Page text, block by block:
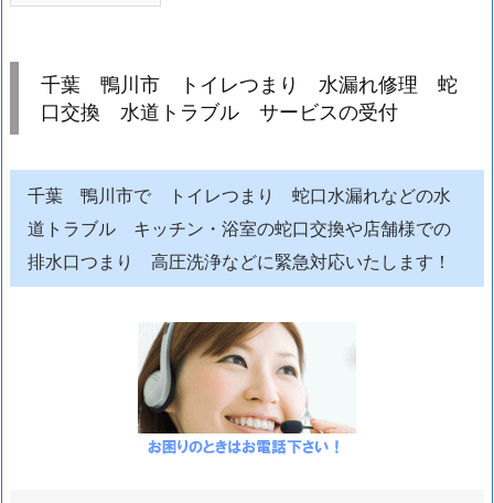
1.
鴨
川
ト
レ
つ
千葉 鴨川市 トイレつまり 水漏れ修理 蛇
口交換 水道トラブル サービスの受付
千葉 鴨川市で トイレつまり 蛇口水漏れなどの水
道トラブル キッチン・浴室の蛇口交換や店舗様での
排水口つまり 高圧洗浄などに緊急対応いたします！